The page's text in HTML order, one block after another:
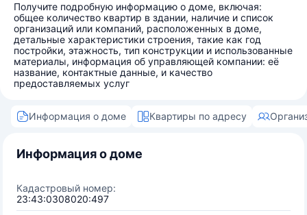
Получите подробную информацию о доме, включая:
общее количество квартир в здании, наличие и список
организаций или компаний, расположенных в доме,
детальные характеристики строения, такие как год
постройки, этажность, тип конструкции и использованные
материалы, информация об управляющей компании: её
название, контактные данные, и качество
предоставляемых услуг
Информация о доме Квартиры по адресу
Информация о доме
Кадастровый номер:
23:43:0308020:497